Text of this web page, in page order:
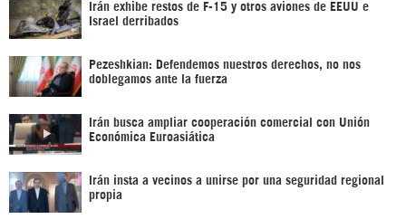
Irán exhibe restos de F-15 y otros aviones de EEUU e
Israel derribados
Pezeshkian: Defendemos nuestros derechos, no nos
doblegamos ante la fuerza
Irán busca ampliar cooperación comercial con Unión
Económica Euroasiática
Irán insta a vecinos a unirse por una seguridad regional
propia